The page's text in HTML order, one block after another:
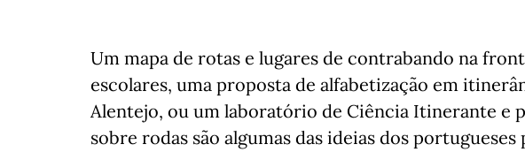
Um mapa de rotas e lugares de contrabando na
escolares, uma proposta de alfabetização em
Alentejo, ou um laboratório de Ciência Itinerante e
sobre rodas são algumas das ideias dos